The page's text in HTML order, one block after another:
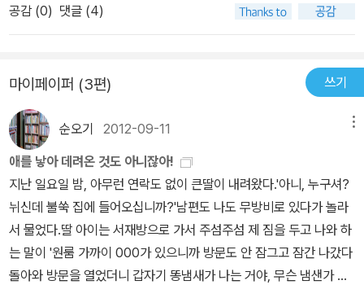
끼이니, 이 사랑스러운 동무를 지키자고 생각을 굳혀요. 어미 토끼는
새끼 토끼가 새끼 여우하고 동무가 된 줄 알까요? 아마 모르리라 생
각해요. 새끼 토끼하고 새끼 여우가 어깨동무를 하는 사이가 된 줄은
꿈조차 못 꾸겠지요. 두 어미 짐승은 저희 새끼 짐승이 앞으로 어떤 살
림을 새로 지을지를 조금도 헤아리지 못하리라 느껴요. 그림책 《도둑
맞은 토끼》를 읽으며 우리 보금자리를 돌아봅니다. 나는 나대로 내가
어버이로서 아이한테 물려주거나 가르치고 싶은 슬기가 있습니다. 그
리고 아이들한테는 아이들 나름대로 어버이한테서 물려받거나 배우
고 싶은 슬기 말고도 저희끼리 앞으로 ‘새로 지어서 누리거나 나누고
픈 꿈’이 있어요. 나는 두 가지를 해야겠구나 하고 느낍니다. 첫째, 어
매는 엄마 토끼, 만나는 동물들에게 물어보니 아무도 보지 못했단다.
그들도 제각각 두려움의 대상에 벌벌 떨면서 마음 편히 살지 못한다.
지.ㅜㅜ엄마여우는 토끼의 귀를 잡는 방법을 알려주고 연습하라고 했
지만, 아기 여우는 스무 번을 해도 실패했다. 토끼 귀는 미끄러워 잡기
만 하면 땅바닥에 털퍼덕~~하지만 어린이는 어린이끼리 통하는 법,
어느새 먹고 먹히는 먹이사슬의 관계가 아닌 놀이하는 친구로 바뀌었
다.깔깔깔~ 데굴데굴~ 펄쩍펄쩍~~ 온 방을 난장판으로 만들여 절친
이 되었다지 아마~~ ㅋㅋㅋ하지만 엄마는 먹이랑 친구가 된 아기여
우가 부끄러웠어~~ 내일은 와작와작 씹어먹어야 된다고!아기여우는
토끼를 와작와작 씹어먹어야 한다는 엄마 말을 듣고는 잠들지 못했
다. 엄마한테 혼날 건 생각도 않고 엄마가 잠든 틈에 토끼를 풀어주었
공감 (0) 댓글 (4)
마이페이퍼 (3편) 쓰기
순오기 2012-09-11
애를 낳아 데려온 것도 아니잖아!
지난 일요일 밤, 아무런 연락도 없이 큰딸이 내려왔다.'아니, 누구셔?
뉘신데 불쑥 집에 들어오십니까?'남편도 나도 무방비로 있다가 놀라
서 물었다.딸 아이는 서재방으로 가서 주섬주섬 제 짐을 두고 나와 하
는 말이 '원룸 가까이 000가 있으니까 방문도 안 잠그고 잠간 나갔다
돌아와 방문을 열었더니 갑자기 똥냄새가 나는 거야, 무슨 냄샌가 놀